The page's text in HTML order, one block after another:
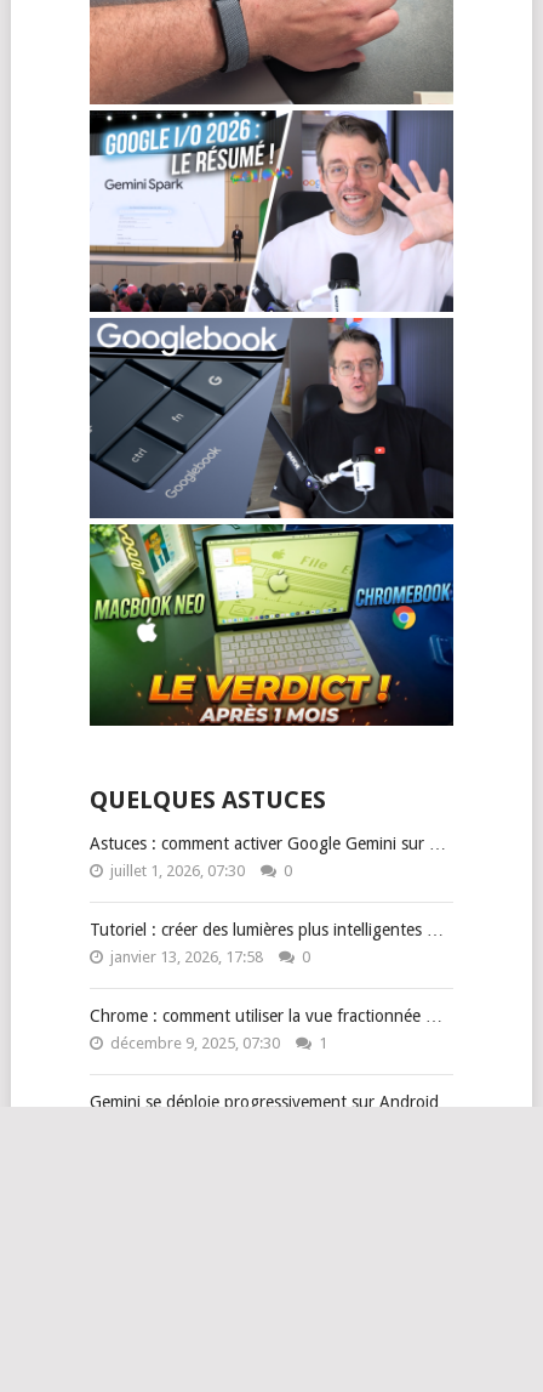
QUELQUES ASTUCES
Astuces : comment activer Google Gemini sur …
juillet 1, 2026, 07:30 0
Tutoriel : créer des lumières plus intelligentes …
janvier 13, 2026, 17:58 0
Chrome : comment utiliser la vue fractionnée …
décembre 9, 2025, 07:30 1
Gemini se déploie progressivement sur Android